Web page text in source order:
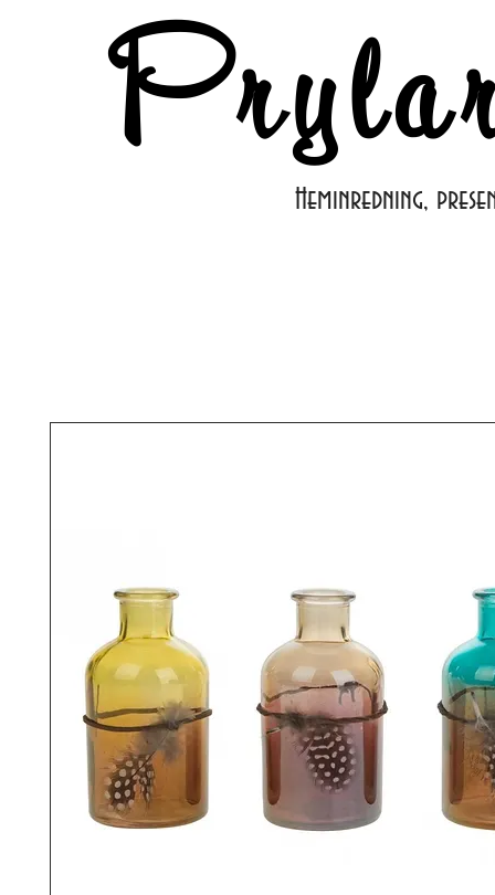
Heminredning,